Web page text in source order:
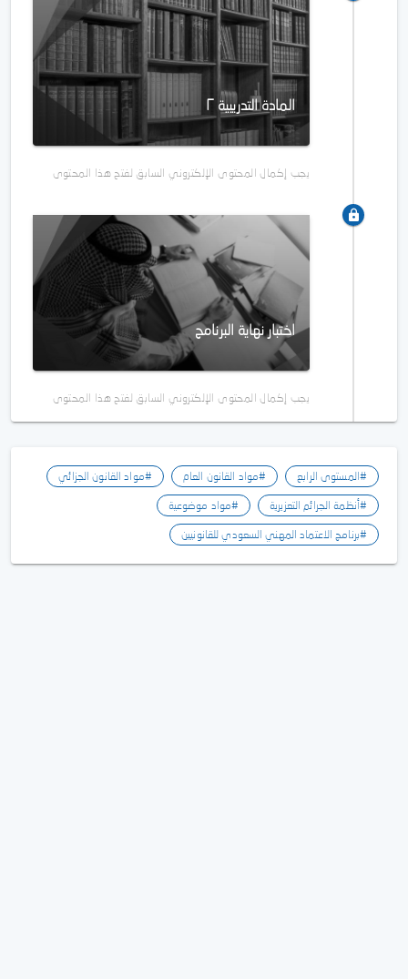
المادة التدريبية ٢
يجب إكمال المحتوى الإلكتروني السابق لفتح هذا المحتوى
اختبار نهاية البرنامج
يجب إكمال المحتوى الإلكتروني السابق لفتح هذا المحتوى
#المستوى الرابع #مواد القانون العام
#مواد القانون الجزائي
#أنظمة الجرائم التعزيرية
#مواد موضوعية
#برنامج الاعتماد المهني السعودي للقانونيين